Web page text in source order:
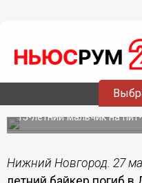
27.05.202011:35
Появились
ДТП с ребенком
15-летний мальчик на
Нижний Новгород. 27